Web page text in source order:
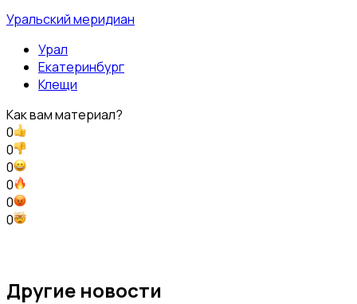
Уральский меридиан
Урал
Екатеринбург
Клещи
Как вам материал?
0
0
0
0
0
0
Другие новости